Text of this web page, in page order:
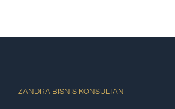
ZANDRA BISNIS KONSULTAN